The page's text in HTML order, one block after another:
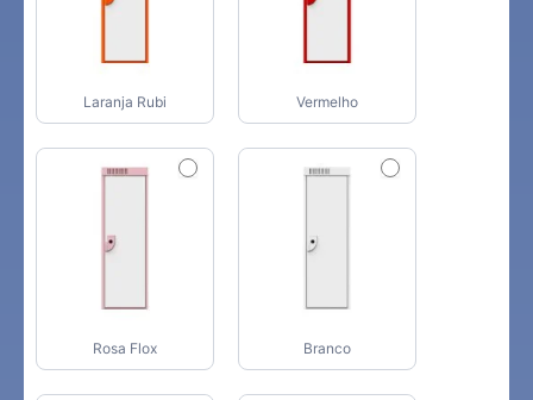
Laranja Rubi Vermelho
Rosa Flox Branco